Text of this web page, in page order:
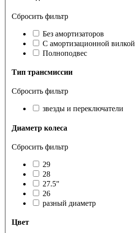
Сбросить фильтр
Без амортизаторов
С амортизационной вилкой
Полноподвес
Тип трансмиссии
Сбросить фильтр
звезды и переключатели
Диаметр колеса
Сбросить фильтр
29
28
27.5"
26
разный диаметр
Цвет